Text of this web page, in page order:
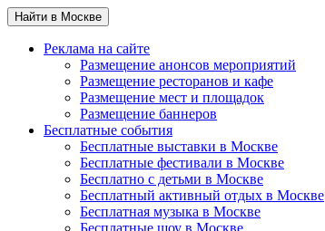
Найти в Москве
Реклама на сайте
Размещение анонсов мероприятий
Размещение ресторанов и кафе
Размещение мест и площадок
Размещение баннеров
Бесплатные события
Бесплатные выставки в Москве
Бесплатные фестивали в Москве
Бесплатно с детьми в Москве
Бесплатный активный отдых в Москве
Бесплатная музыка в Москве
Бесплатные шоу в Москве